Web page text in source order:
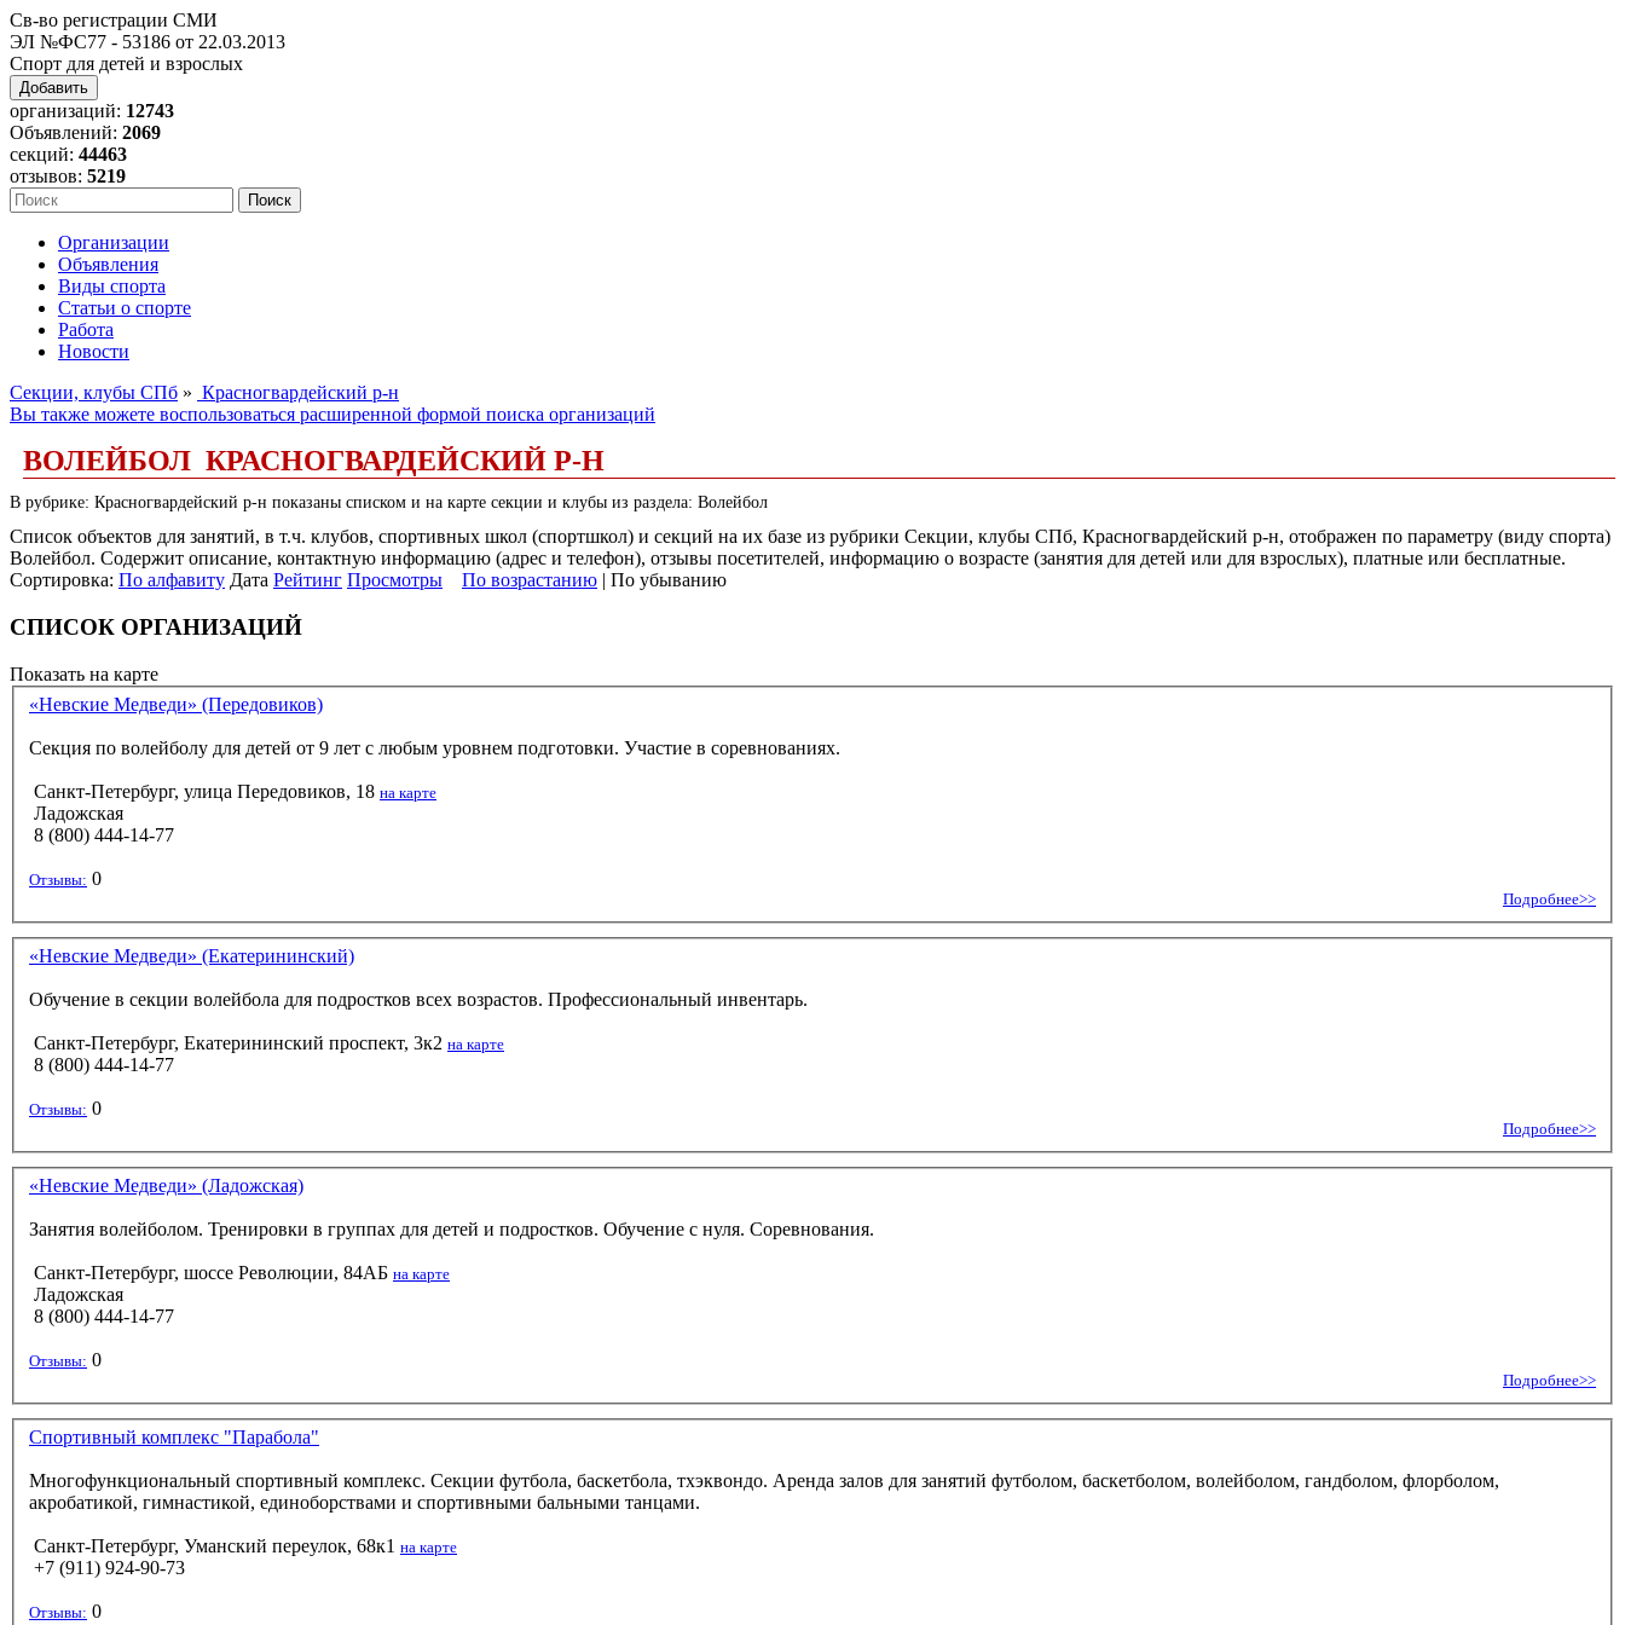
Св-во регистрации СМИ
ЭЛ №ФС77 - 53186 от 22.03.2013
Спорт для детей и взрослых
Добавить
организаций: 12743
Объявлений: 2069
секций: 44463
отзывов: 5219
Организации
Объявления
Виды спорта
Статьи о спорте
Работа
Новости
Секции, клубы СПб » Красногвардейский р-н
Вы также можете воспользоваться расширенной формой поиска организаций
ВОЛЕЙБОЛ КРАСНОГВАРДЕЙСКИЙ Р-Н
В рубрике: Красногвардейский р-н показаны списком и на карте секции и клубы из раздела: Волейбол
Список объектов для занятий, в т.ч. клубов, спортивных школ (спортшкол) и секций на их базе из рубрики Секции, клубы СПб, Красногвардейский р-н, отображен по параметру (виду спорта)
Волейбол. Содержит описание, контактную информацию (адрес и телефон), отзывы посетителей, информацию о возрасте (занятия для детей или для взрослых), платные или бесплатные.
Сортировка: По алфавиту Дата Рейтинг Просмотры По возрастанию | По убыванию
СПИСОК ОРГАНИЗАЦИЙ
Показать на карте
«Невские Медведи» (Передовиков)
Секция по волейболу для детей от 9 лет с любым уровнем подготовки. Участие в соревнованиях.
Санкт-Петербург, улица Передовиков, 18 на карте
Ладожская
8 (800) 444-14-77
Отзывы: 0
Подробнее>>
«Невские Медведи» (Екатерининский)
Обучение в секции волейбола для подростков всех возрастов. Профессиональный инвентарь.
Санкт-Петербург, Екатерининский проспект, 3к2 на карте
8 (800) 444-14-77
Отзывы: 0
Подробнее>>
«Невские Медведи» (Ладожская)
Занятия волейболом. Тренировки в группах для детей и подростков. Обучение с нуля. Соревнования.
Санкт-Петербург, шоссе Революции, 84АБ на карте
Ладожская
8 (800) 444-14-77
Отзывы: 0
Подробнее>>
Спортивный комплекс "Парабола"
Многофункциональный спортивный комплекс. Секции футбола, баскетбола, тхэквондо. Аренда залов для занятий футболом, баскетболом, волейболом, гандболом, флорболом,
акробатикой, гимнастикой, единоборствами и спортивными бальными танцами.
Санкт-Петербург, Уманский переулок, 68к1 на карте
+7 (911) 924-90-73
Отзывы: 0